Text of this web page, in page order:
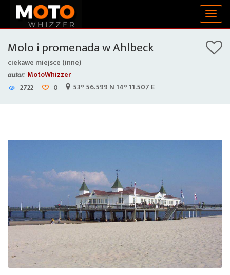
Molo i promenada w Ahlbeck
ciekawe miejsce (inne)
autor: MotoWhizzer
2722
0 53° 56.599 N 14° 11.507 E